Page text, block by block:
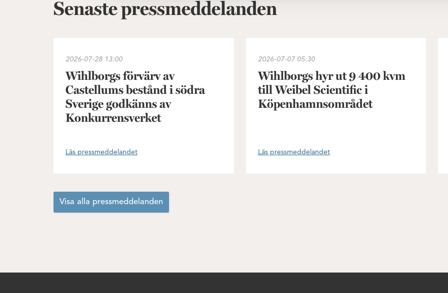
Senaste pressmeddelanden
2026-07-28 13:00
Wihlborgs förvärv av
Castellums bestånd i södra
Sverige godkänns av
Konkurrensverket
Läs pressmeddelandet
2026-07-07 05:30
Wihlborgs hyr ut 9 400 kvm
till Weibel Scientific i
Köpenhamnsområdet
Läs pressmeddelandet
Visa alla pressmeddelanden